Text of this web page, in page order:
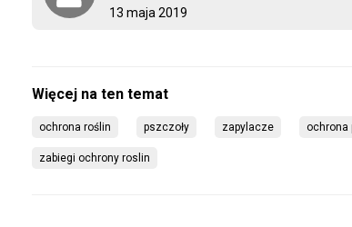
13 maja 2019
ochrona roślin pszczoły zapylacze ochrona
zabiegi ochrony roslin